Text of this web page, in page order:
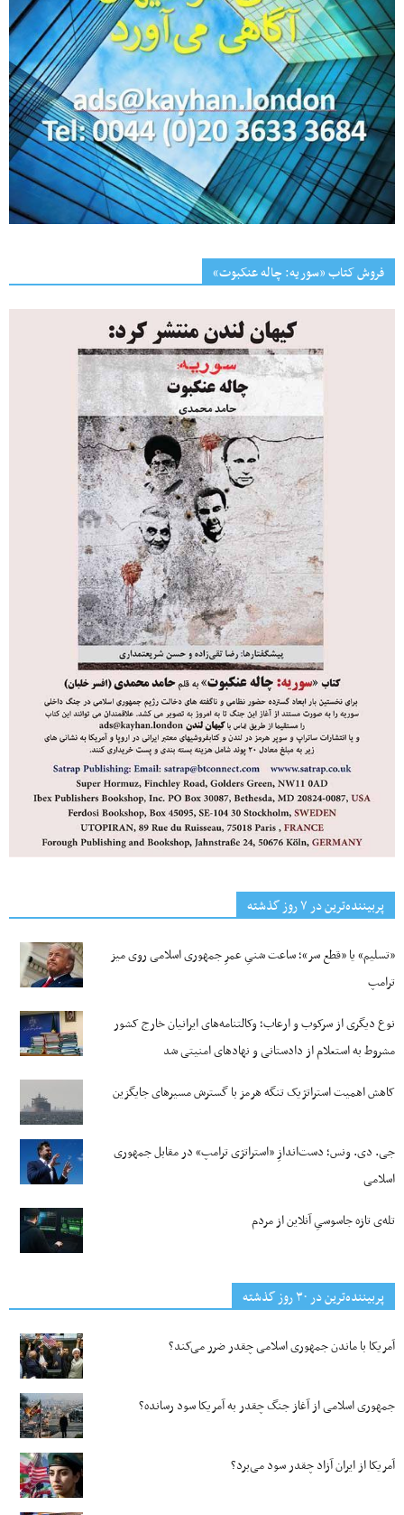
فروش کتاب «سوریه: چاله عنکبوت»
پربیننده‌ترین‌ در ۷ روز گذشته
«تسلیم» یا «قطع سر»؛ ساعت شنیِ عمرِ جمهوری اسلامی روی میز
ترامپ
نوع دیگری از سرکوب و ارعاب؛ وکالتنامه‌های ایرانیان خارج کشور
مشروط به استعلام از دادستانی و نهادهای امنیتی شد
کاهش اهمیت استراتژیک تنگه‌ هرمز با گسترش مسیرهای جایگزین
جی‌. دی. ونس؛ دست‌اندازِ «استراتژی ترامپ» در مقابل جمهوری
اسلامی
تله‌ی تازه جاسوسیِ آنلاین از مردم
پربیننده‌ترین‌ در ۳۰ روز گذشته
آمریکا با ماندن جمهوری اسلامی چقدر ضرر می‌کند؟
جمهوری اسلامی از آغاز جنگ چقدر به آمریکا سود رسانده؟
آمریکا از ایران آزاد چقدر سود می‌برد؟